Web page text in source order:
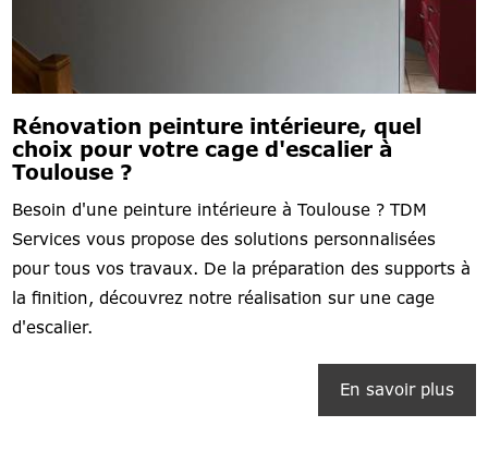
Rénovation peinture intérieure, quel
choix pour votre cage d'escalier à
Toulouse ?
Besoin d'une peinture intérieure à Toulouse ? TDM
Services vous propose des solutions personnalisées
pour tous vos travaux. De la préparation des supports à
la finition, découvrez notre réalisation sur une cage
d'escalier.
En savoir plus